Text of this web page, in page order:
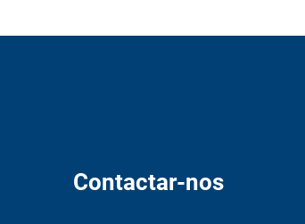
Contactar-nos